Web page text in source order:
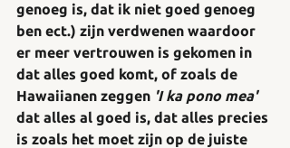
genoeg is, dat ik niet goed genoeg
ben ect.) zijn verdwenen waardoor
er meer vertrouwen is gekomen in
dat alles goed komt, of zoals de
Hawaiianen zeggen 'I ka pono mea'
dat alles al goed is, dat alles precies
is zoals het moet zijn op de juiste